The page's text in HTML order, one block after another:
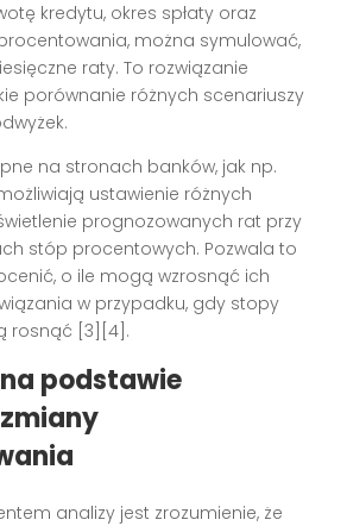
kredytu, okres spłaty oraz
można symulować,
raty. To rozwiązanie
porównanie różnych scenariuszy
na stronach banków, jak np.
ustawienie różnych
prognozowanych rat przy
stóp procentowych. Pozwala to
o ile mogą wzrosnąć ich
w przypadku, gdy stopy
rosnąć [3][4].
podstawie
analizy jest zrozumienie, że